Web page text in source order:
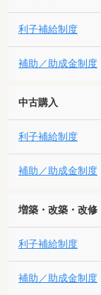
利子補給制度
補助／助成金制度
中古購入
利子補給制度
補助／助成金制度
増築・改築・改修
利子補給制度
補助／助成金制度